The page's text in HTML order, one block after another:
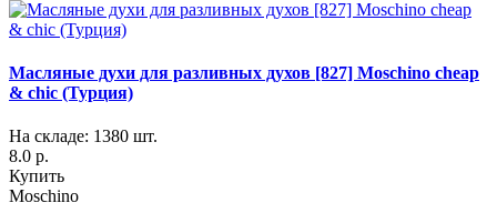
Масляные духи для разливных духов [827] Moschino cheap
& chic (Турция)
На складе: 1380 шт.
8.0 р.
Купить
Moschino